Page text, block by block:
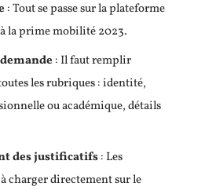
: Tout se passe sur la plateforme
la prime mobilité 2023.
: Il faut remplir
les rubriques : identité,
ou académique, détails
des justificatifs: Les
charger directement sur le